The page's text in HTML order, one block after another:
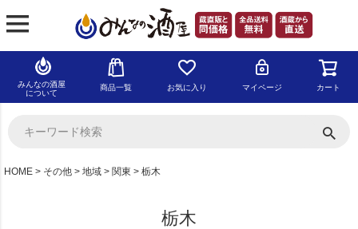
みんなの酒屋
について
商品一覧 お気に入り マイページ カート
HOME その他 地域 関東 栃木
栃木